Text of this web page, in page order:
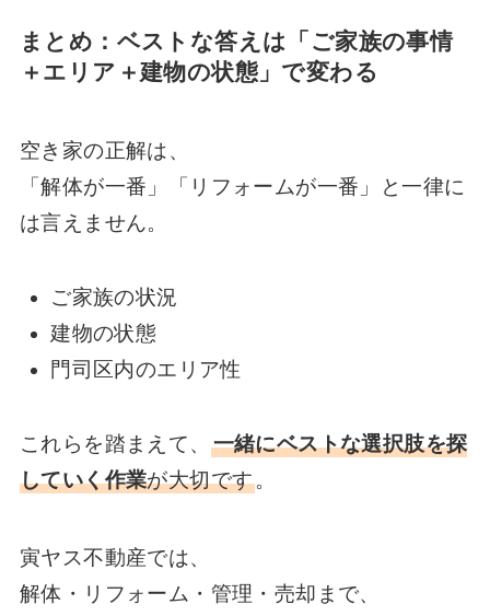
まとめ：ベストな答えは「ご家族の事情
＋エリア＋建物の状態」で変わる
空き家の正解は、
「解体が一番」「リフォームが一番」と一律に
は言えません。
ご家族の状況
建物の状態
門司区内のエリア性
これらを踏まえて、 一緒にベストな選択肢を探
していく作業が大切です。
寅ヤス不動産では、
解体・リフォーム・管理・売却まで、